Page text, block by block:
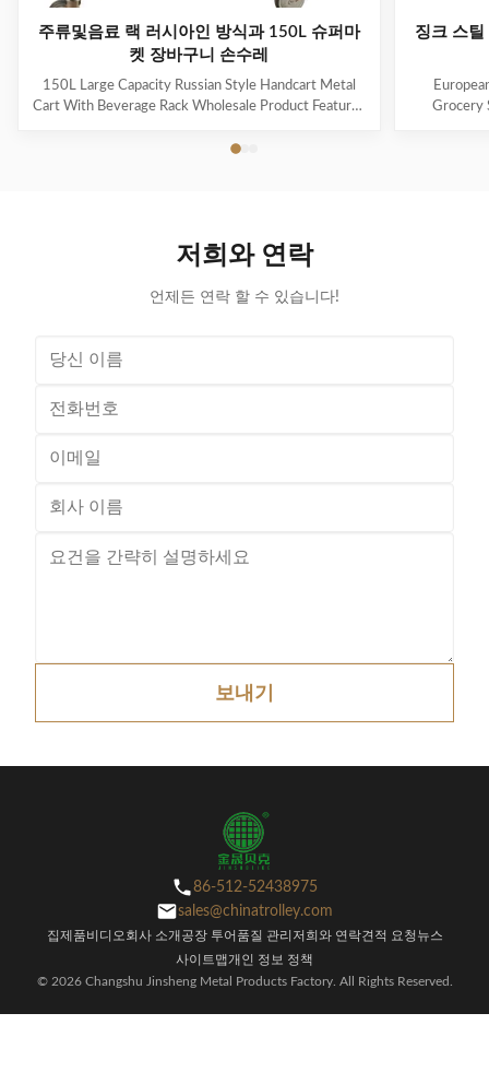
주류및음료 랙 러시아인 방식과 150L 슈퍼마
켓 장바구니 손수레
150L Large Capacity Russian Style Handcart Metal
Cart With Beverage Rack Wholesale Product Features
which is high-quality and durable Europe and the
With a storage foundation, free up more space
Surface treatment, color, logo,
징크 스
Grocery
저희와 연락
언제든 연락 할 수 있습니다!
보내기
86-512-52438975
sales@chinatrolley.com
집제품비디오 회사 소개 공장 투어 품질 관리 저희와 연락견적 요청 뉴스
사이트맵 개인 정보 정책
© 2026 Changshu Jinsheng Metal Products Factory. All Rights Reserved.